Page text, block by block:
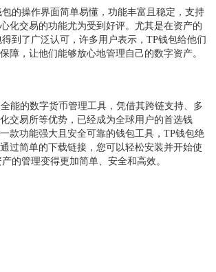
的操作界面简单易懂，功能丰富且稳定，支持
化交易的功能尤为受到好评。尤其是在资产的
到了广泛认可，许多用户表示，TP钱包给他们
障，让他们能够放心地管理自己的数字资产。
能的数字货币管理工具，凭借其跨链支持、多
交易所等优势，已经成为全球用户的首选钱
款功能强大且安全可靠的钱包工具，TP钱包绝
过简单的下载链接，您可以轻松安装并开始使
的管理变得更加简单、安全和高效。